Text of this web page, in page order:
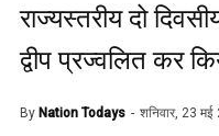
राज्यस्तरीय दो
द्वीप प्रज्वलित कर
By Nation Todays शनिवार, 23